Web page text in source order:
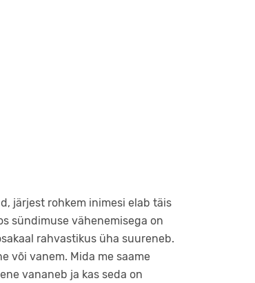
järjest rohkem inimesi elab täis
sündimuse vähenemisega on
rahvastikus üha suureneb.
või vanem. Mida me saame
vananeb ja kas seda on